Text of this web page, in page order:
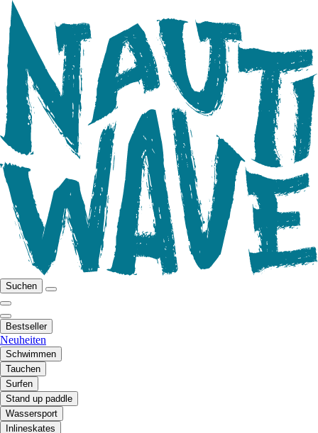
Suchen
Bestseller
Neuheiten
Schwimmen
Tauchen
Surfen
Stand up paddle
Wassersport
Inlineskates